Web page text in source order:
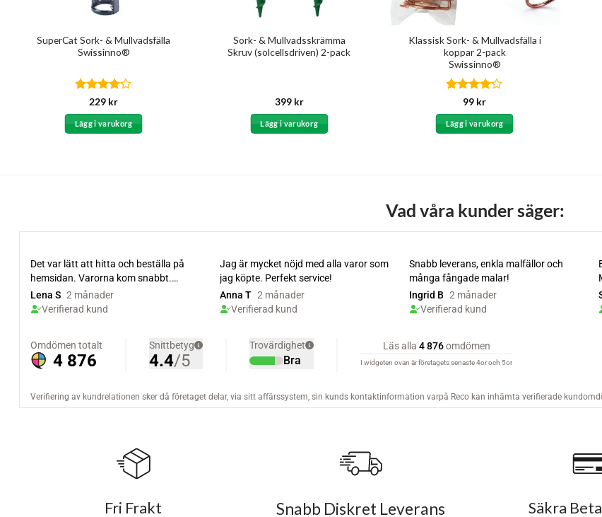
SuperCat Sork- & Mullvadsfälla
Swissinno®
Betygsatt
4.17av 5
229 kr
Lägg i varukorg
Sork- & Mullvadsskrämma
Skruv (solcellsdriven) 2-pack
399 kr
Lägg i varukorg
Klassisk Sork- & Mullvadsfälla i
koppar 2-pack
Swissinno®
Betygsatt
4.13av
5
99 kr
Lägg i varukorg
Vad våra kunder säger:
Fri Frakt Snabb Diskret Leverans Säkra